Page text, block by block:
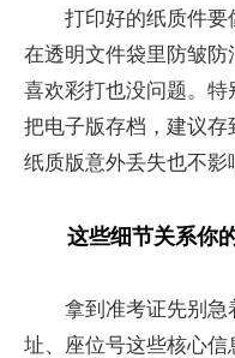
打印好的纸质件
在透明文件袋里防皱
喜欢彩打也没问题。
把电子版存档，建议
纸质版意外丢失也不影
这些细节关系你
拿到准考证先别
址、座位号这些核心